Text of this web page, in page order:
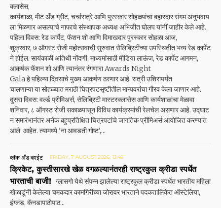
क्लासेस,
कार्यशाळा, मीट अँड ग्रीट, चर्चासत्रे आणि पुरस्कार सोहळ्यांचा बहारदार संगम अनुभवाय
ला मिळणार असल्याचे नाफाचे संस्थापक अध्यक्ष अभिजीत घोलप यांनीं जाहीर केले आहे.
पहिला दिवस: रेड कार्पेट, फॅशन शो आणि दिमाखदार पुरस्कार सोहळा आज,
शुक्रवार, ७ ऑगस्ट रोजी महोत्सवाची सुरुवात सेलिब्रिटींच्या उपस्थितीत भव्य रेड कार्पेट
ने होईल. सायंकाळी अतिथी नोंदणी, माध्यमांसाठी मीडिया लाऊंज, रेड कार्पेट आगमन,
आकर्षक फॅशन शो आणि त्यानंतर रंगणारा Awards Night
Gala हे पहिल्या दिवसाचे मुख्य आकर्षण ठरणार आहे. रात्री उशिरापर्यंत
चालणाऱ्या या सोहळ्यात मराठी चित्रपटसृष्टीतील मान्यवरांचा गौरव केला जाणार आहे.
दुसरा दिवस: वर्ल्ड प्रीमिअर्स, सेलिब्रिटी मास्टरक्लासेस आणि कार्यशाळांचा मेळावा
शनिवार, ८ ऑगस्ट रोजी सकाळपासून विविध कार्यक्रमांची रेलचेल असणार आहे. उद्घाट
न समारंभानंतर अनेक बहुप्रतिक्षित चित्रपटांचे जागतिक प्रीमिअर्स आयोजित करण्यात
आले आहेत. त्यामध्ये 'ना आवडती गोष्ट',...
ब्लॅक अँड व्हाईट FRIDAY, 7 AUGUST 2026, 13:46
क्रिकेट, कुस्तीसारखे खेळ वगळल्यानंतरही राष्ट्रकुल क्रीडा स्पर्धेत
भारताची बाजी! ग्लासगो येथे संपन्न झालेल्या राष्ट्रकुल क्रीडा स्पर्धेत भारतीय महिला
खेळाडूंनी केलेल्या चमकदार कामगिरी‌च्या जोरावर भारताने पदकतालिकेत ऑस्टेलिया,
इंग्लंड, कॅनडापाठोपाठ...